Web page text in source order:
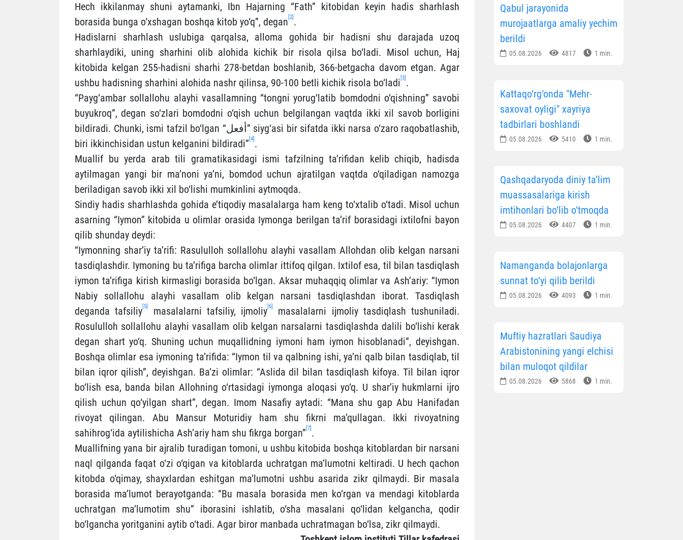
Hech ikkilanmay shuni aytamanki, Ibn Hajarning “Fath” kitobidan keyin hadis sharhlash
borasida bunga o‘xshagan boshqa kitob yo‘q”, degan [2] .
Hadislarni sharhlash uslubiga qarqalsa, alloma gohida bir hadisni shu darajada uzoq
sharhlaydiki, uning sharhini olib alohida kichik bir risola qilsa bo‘ladi. Misol uchun, Haj
kitobida kelgan 255-hadisni sharhi 278-betdan boshlanib, 366-betgacha davom etgan. Agar
ushbu hadisning sharhini alohida nashr qilinsa, 90-100 betli kichik risola bo‘ladi [3] .
“Payg‘ambar sollallohu alayhi vasallamning “tongni yorug‘latib bomdodni o‘qishning” savobi
buyukroq”, degan so‘zlari bomdodni o‘qish uchun belgilangan vaqtda ikki xil savob borligini
bildiradi. Chunki, ismi tafzil bo‘lgan “أفعل” siyg‘asi bir sifatda ikki narsa o‘zaro raqobatlashib,
biri ikkinchisidan ustun kelganini bildiradi” [4] .
Muallif bu yerda arab tili gramatikasidagi ismi tafzilning ta’rifidan kelib chiqib, hadisda
aytilmagan yangi bir ma’noni ya’ni, bomdod uchun ajratilgan vaqtda o‘qiladigan namozga
beriladigan savob ikki xil bo‘lishi mumkinlini aytmoqda.
Sindiy hadis sharhlashda gohida e’tiqodiy masalalarga ham keng to‘xtalib o‘tadi. Misol uchun
asarning “Iymon” kitobida u olimlar orasida Iymonga berilgan ta’rif borasidagi ixtilofni bayon
qilib shunday deydi:
“Iymonning shar’iy ta’rifi: Rasululloh sollallohu alayhi vasallam Allohdan olib kelgan narsani
tasdiqlashdir. Iymoning bu ta’rifiga barcha olimlar ittifoq qilgan. Ixtilof esa, til bilan tasdiqlash
iymon ta’rifiga kirish kirmasligi borasida bo‘lgan. Aksar muhaqqiq olimlar va Ash’ariy: “Iymon
Nabiy sollallohu alayhi vasallam olib kelgan narsani tasdiqlashdan iborat. Tasdiqlash
deganda tafsiliy [5] masalalarni tafsiliy, ijmoliy [6]
masalalarni ijmoliy tasdiqlash tushuniladi.
Rosululloh sollallohu alayhi vasallam olib kelgan narsalarni tasdiqlashda dalili bo‘lishi kerak
degan shart yo‘q. Shuning uchun muqallidning iymoni ham iymon hisoblanadi”, deyishgan.
Boshqa olimlar esa iymoning ta’rifida: “Iymon til va qalbning ishi, ya’ni qalb bilan tasdiqlab, til
bilan iqror qilish”, deyishgan. Ba’zi olimlar: “Aslida dil bilan tasdiqlash kifoya. Til bilan iqror
bo‘lish esa, banda bilan Allohning o‘rtasidagi iymonga aloqasi yo‘q. U shar’iy hukmlarni ijro
qilish uchun qo‘yilgan shart”, degan. Imom Nasafiy aytadi: “Mana shu gap Abu Hanifadan
rivoyat qilingan. Abu Mansur Moturidiy ham shu fikrni ma’qullagan. Ikki rivoyatning
sahihrog‘ida aytilishicha Ash’ariy ham shu fikrga borgan” [7] .
Muallifning yana bir ajralib turadigan tomoni, u ushbu kitobida boshqa kitoblardan bir narsani
naql qilganda faqat o‘zi o‘qigan va kitoblarda uchratgan ma’lumotni keltiradi. U hech qachon
kitobda o‘qimay, shayxlardan eshitgan ma’lumotni ushbu asarida zikr qilmaydi. Bir masala
borasida ma’lumot berayotganda: “Bu masala borasida men ko‘rgan va mendagi kitoblarda
uchratgan ma’lumotim shu” iborasini ishlatib, o‘sha masalani qo‘lidan kelgancha, qodir
bo‘lgancha yoritganini aytib o‘tadi. Agar biror manbada uchratmagan bo‘lsa, zikr qilmaydi.
Qabul jarayonida
murojaatlarga amaliy yechim
berildi
05.08.2026 4817 1 min.
Kattaqo‘rg‘onda "Mehr-
saxovat oyligi" xayriya
tadbirlari boshlandi
05.08.2026 5410 1 min.
Qashqadaryoda diniy ta’lim
muassasalariga kirish
imtihonlari bo‘lib o‘tmoqda
05.08.2026 4407 1 min.
Namanganda bolajonlarga
sunnat to‘yi qilib berildi
05.08.2026 4093 1 min.
Muftiy hazratlari Saudiya
Arabistonining yangi elchisi
bilan muloqot qildilar
05.08.2026 5868 1 min.